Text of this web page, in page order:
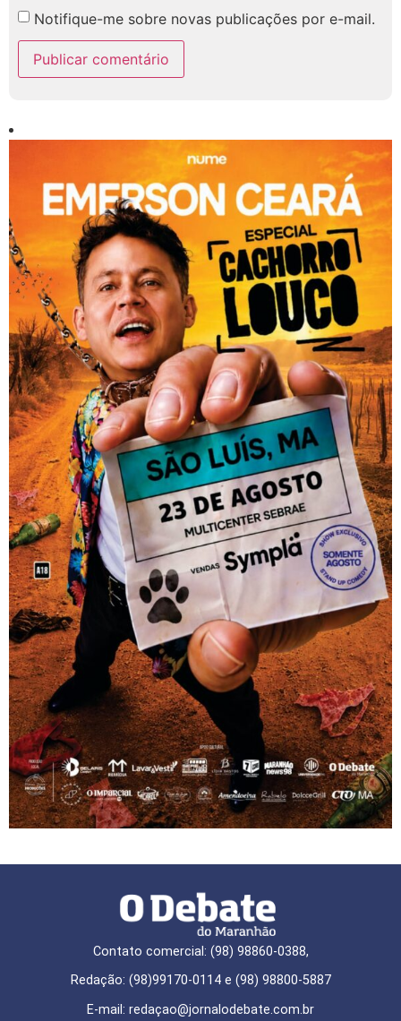
Notifique-me sobre novas publicações por e-mail.
Contato comercial: (98) 98860-0388,
Redação: (98)99170-0114 e (98) 98800-5887
E-mail: redaçao@jornalodebate.com.br